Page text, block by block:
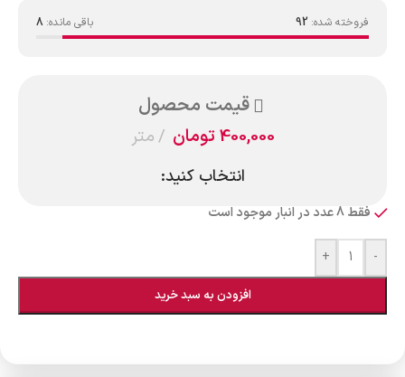
فروخته شده: 92 باقی مانده: 8
قیمت محصول
400,000تومان متر
انتخاب کنید:
فقط 8 عدد در انبار موجود است
-
+
افزودن به سبد خرید